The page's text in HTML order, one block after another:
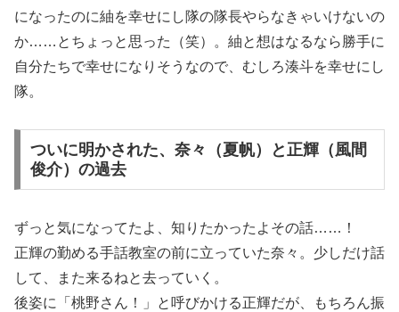
になったのに紬を幸せにし隊の隊長やらなきゃいけないの
か……とちょっと思った（笑）。紬と想はなるなら勝手に
自分たちで幸せになりそうなので、むしろ湊斗を幸せにし
隊。
ついに明かされた、奈々（夏帆）と正輝（風間
俊介）の過去
ずっと気になってたよ、知りたかったよその話……！
正輝の勤める手話教室の前に立っていた奈々。少しだけ話
して、また来るねと去っていく。
後姿に「桃野さん！」と呼びかける正輝だが、もちろん振